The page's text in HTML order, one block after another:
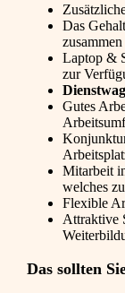
Das
zusammen
Laptop &
zur
Gutes
Mitarbeit
welches
Flexible
Attraktive
Das sollten